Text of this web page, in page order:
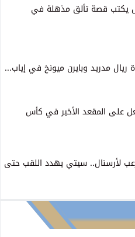
يكتب قصة تألق مذهلة في
ريال مدريد وبايرن ميونخ في إياب...
على المقعد الأخير في كأس
لأرسنال.. سيتي يهدد اللقب حتى